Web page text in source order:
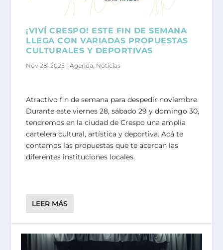
¡VIVÍ CRESPO! ESTE FIN DE SEMANA
LLEGA CON VARIADAS PROPUESTAS
CULTURALES Y DEPORTIVAS
Nov 28, 2025 |Agenda Noticias
Atractivo fin de semana para despedir noviembre.
Durante este viernes 28, sábado 29 y domingo 30,
tendremos en la ciudad de Crespo una amplia
cartelera cultural, artística y deportiva. Acá te
contamos las propuestas que te acercan las
diferentes instituciones locales.
LEER MÁS